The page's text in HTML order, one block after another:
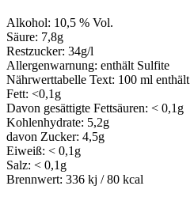
Alkohol: 10,5 % Vol.
Säure: 7,8g
Restzucker: 34g/l
Allergenwarnung: enthält Sulfite
Nährwerttabelle Text: 100 ml enthält
Fett: <0,1g
Davon gesättigte Fettsäuren: < 0,1g
Kohlenhydrate: 5,2g
davon Zucker: 4,5g
Eiweiß: < 0,1g
Salz: < 0,1g
Brennwert: 336 kj / 80 kcal